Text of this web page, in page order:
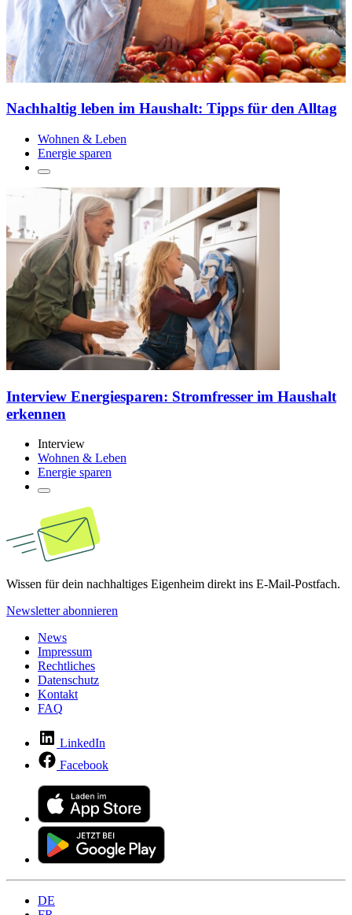
Nachhaltig leben im Haushalt: Tipps für den Alltag
Wohnen & Leben
Energie sparen
Interview Energiesparen: Stromfresser im Haushalt
erkennen
Interview
Wohnen & Leben
Energie sparen
Wissen für dein nachhaltiges Eigenheim direkt ins E-Mail-Postfach.
Newsletter abonnieren
News
Impressum
Rechtliches
Datenschutz
Kontakt
FAQ
LinkedIn
Facebook
DE